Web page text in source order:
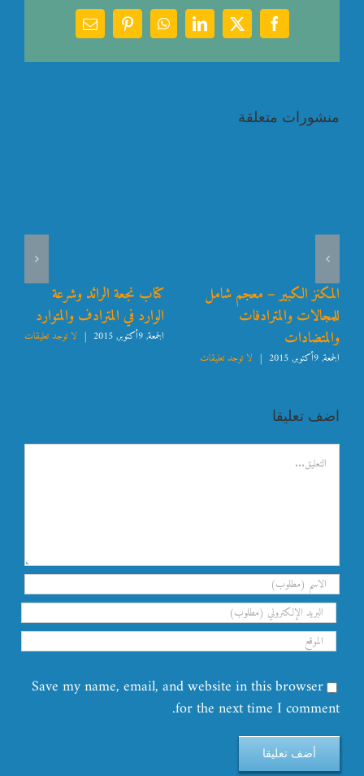
Facebook
X
LinkedIn
WhatsApp
Pinterest
Email
منشورات متعلقة
المكنز الكبير – معجم شامل
للمجالات والمترادفات
والمتضادات
الجمعة, 9أكتوبر, 2015 | لا توجد تعليقات
كتاب نجعة الرائد وشرعة
الوارد في المترادف والمتوارد
الجمعة, 9أكتوبر, 2015 | لا توجد تعليقات
اضف تعليقا
تعليق
Save my name, email, and website in this browser
for the next time I comment.